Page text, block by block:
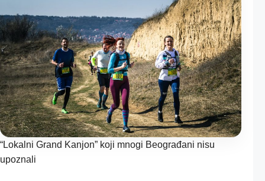
“Lokalni Grand Kanjon” koji mnogi Beograđani nisu
upoznali